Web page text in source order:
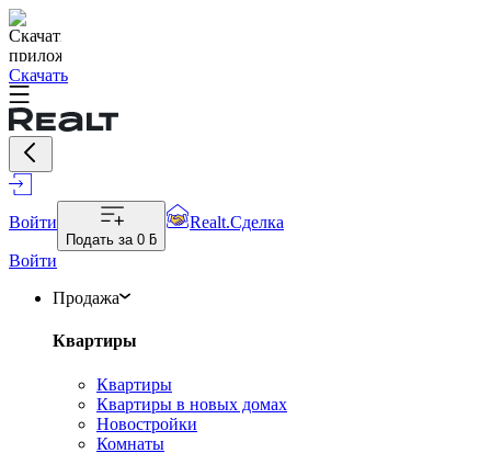
Скачать
Войти
Подать за 0 ƃ
Realt.Сделка
Войти
Продажа
Квартиры
Квартиры
Квартиры в новых домах
Новостройки
Комнаты